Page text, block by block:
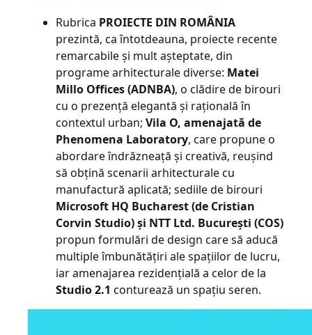
Rubrica PROIECTE DIN ROMÂNIA
prezintă, ca întotdeauna, proiecte recente
remarcabile și mult așteptate, din
programe arhitecturale diverse: Matei
Millo Offices(ADNBA), o clădire de birouri
cu o prezență elegantă și rațională în
contextul urban; Vila O, amenajată de
Phenomena Laboratory, care propune o
abordare îndrăzneață și creativă, reușind
să obțină scenarii arhitecturale cu
manufactură aplicată; sediile de birouri
Microsoft HQ Bucharest (de Cristian
Corvin Studio) și NTT Ltd. București (COS)
propun formulări de design care să aducă
multiple îmbunătățiri ale spațiilor de lucru,
iar amenajarea rezidențială a celor de la
Studio 2.1 conturează un spațiu seren.